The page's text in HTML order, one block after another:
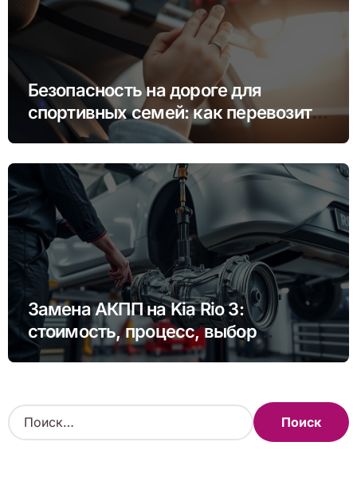
Безопасность на дороге для
спортивных семей: как перевозить
инвентарь и детей
Замена АКПП на Kia Rio 3:
стоимость, процесс, выбор
сервиса
Н
а